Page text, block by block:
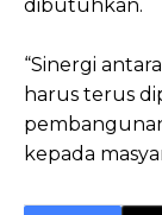
dibutuhkan.
“Sinergi
harus terus
kepada